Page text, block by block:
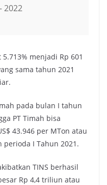
2022
menjadi Rp 601
sama tahun 2021
pada bulan I tahun
PT Timah bisa
43.946 per MTon atau
perioda I Tahun 2021.
TINS berhasil
Rp 4,4 triliun atau